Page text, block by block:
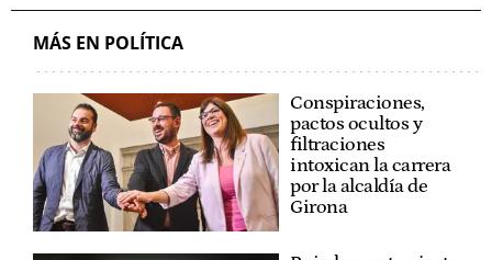
MÁS EN POLÍTICA
Conspiraciones,
pactos ocultos y
filtraciones
intoxican la carrera
por la alcaldía de
Girona